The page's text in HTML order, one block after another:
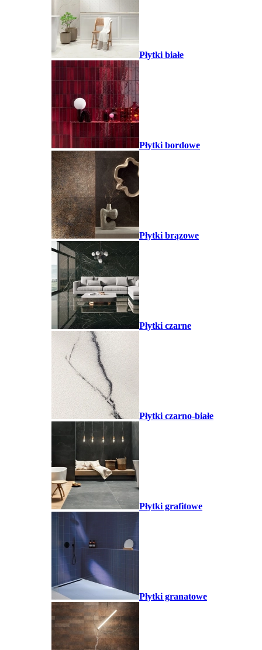
Płytki białe
Płytki bordowe
Płytki brązowe
Płytki czarne
Płytki czarno-białe
Płytki grafitowe
Płytki granatowe